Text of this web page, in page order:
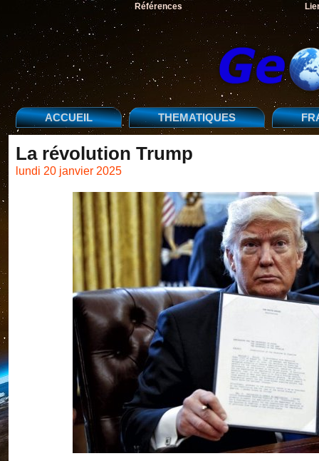
Références
ACCUEIL THEMATIQUES
La révolution Trump
lundi 20 janvier 2025